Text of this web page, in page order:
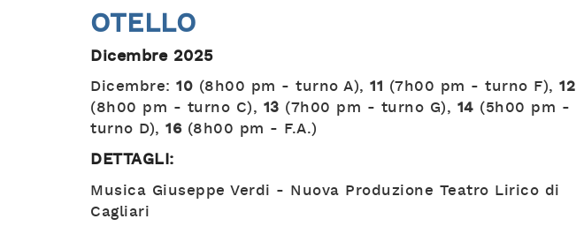
OTELLO
Dicembre 2025
Dicembre: 10 (8h00 pm - turno A), 11 (7h00 pm - turno F), 12
(8h00 pm - turno C), 13 (7h00 pm - turno G), 14 (5h00 pm -
turno D), 16(8h00 pm - F.A.)
DETTAGLI:
Musica Giuseppe Verdi - Nuova Produzione Teatro Lirico di
Cagliari